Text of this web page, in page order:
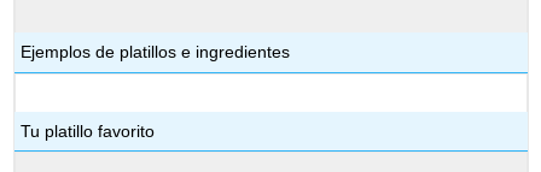
Ejemplos de platillos e ingredientes
Tu platillo favorito